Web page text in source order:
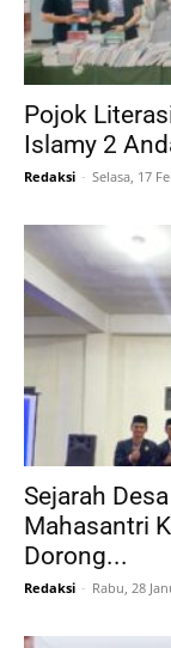
Pojok
Islamy 2
Redaksi - Selasa, 17
Sejarah
Mahasantri
Dorong...
Redaksi - Rabu, 28